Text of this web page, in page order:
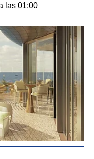
las 01:00